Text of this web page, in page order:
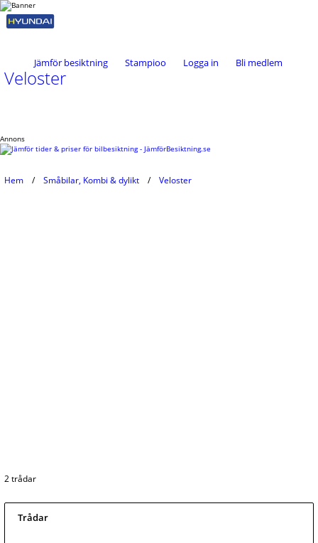
Jämför besiktning Stampioo Logga in Bli medlem
Veloster
Annons
Hem Småbilar, Kombi & dylikt Veloster
2 trådar
Trådar